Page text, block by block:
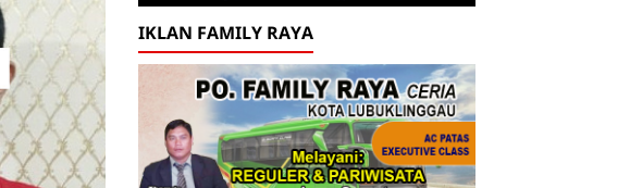
IKLAN FAMILY RAYA